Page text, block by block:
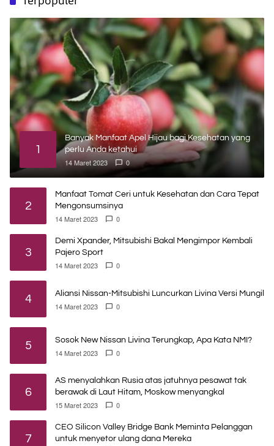
1
Banyak Manfaat Apel Hijau bagi Kesehatan yang
perlu Anda ketahui
14 Maret 2023 0
2
Manfaat Tomat Ceri untuk Kesehatan dan Cara Tepat
Mengonsumsinya
14 Maret 2023 0
3
Demi Xpander, Mitsubishi Bakal Mengimpor Kembali
Pajero Sport
14 Maret 2023 0
4 Aliansi Nissan-Mitsubishi Luncurkan Livina Versi Mungil
14 Maret 2023 0
5 Sosok New Nissan Livina Terungkap, Apa Kata NMI?
14 Maret 2023 0
6
AS menyalahkan Rusia atas jatuhnya pesawat tak
berawak di Laut Hitam, Moskow menyangkal
15 Maret 2023 0
7
CEO Silicon Valley Bridge Bank Meminta Pelanggan
untuk menyetor ulang dana Mereka